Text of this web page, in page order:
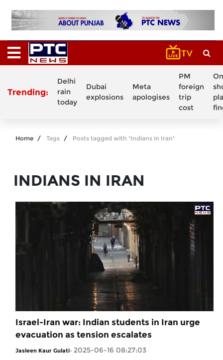
Trending:
Delhi
rain
today
Dubai
explosions
Meta
apologises
PM
foreign
trip
cost
Home Tags Posts tagged with "Indians in Iran"
INDIANS IN IRAN
Israel-Iran war: Indian students in Iran urge
evacuation as tension escalates
Jasleen Kaur Gulati- 2025-06-16 08:27:03